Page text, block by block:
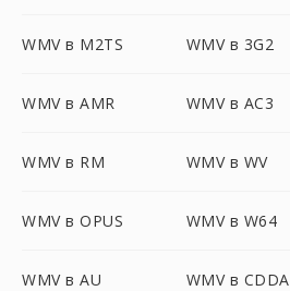
WMV в M2TS WMV в 3G2
WMV в AMR WMV в AC3
WMV в RM WMV в WV
WMV в OPUS WMV в W64
WMV в AU WMV в CDDA